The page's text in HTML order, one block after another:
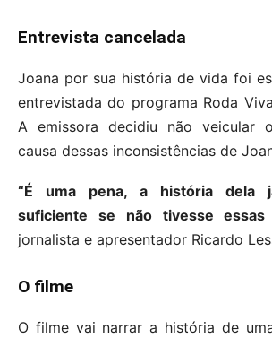
Entrevista cancelada
Joana por sua história de vida foi
entrevistada do programa Roda
A emissora decidiu não veicular
causa dessas inconsistências de
“É uma pena, a história dela
suficiente se não tivesse essas
jornalista e apresentador Ricardo
O filme
O filme vai narrar a história de